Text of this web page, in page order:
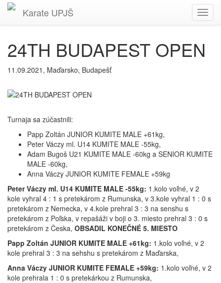
Karate UPJŠ
24TH BUDAPEST OPEN
11.09.2021, Maďarsko, Budapešť
Turnaja sa zúčastnili:
Papp Zoltán JUNIOR KUMITE MALE +61kg,
Peter Váczy ml. U14 KUMITE MALE -55kg,
Adam Bugoš U21 KUMITE MALE -60kg a SENIOR KUMITE
MALE -60kg,
Anna Váczy JUNIOR KUMITE FEMALE +59kg
Peter Váczy ml. U14 KUMITE MALE -55kg: 1.kolo voľné, v 2
kole vyhral 4 : 1 s pretekárom z Rumunska, v 3.kole vyhral 1 : 0 s
pretekárom z Nemecka, v 4.kole prehral 3 : 3 na senshu s
pretekárom z Poľska, v repašáži v boji o 3. miesto prehral 3 : 0 s
pretekárom z Česka, OBSADIL KONEČNÉ 5. MIESTO
Papp Zoltán JUNIOR KUMITE MALE +61kg: 1.kolo voľné, v 2
kole prehral 3 : 3 na sehshu s pretekárom z Maďarska,
Anna Váczy JUNIOR KUMITE FEMALE +59kg: 1.kolo voľné, v 2
kole prehrala 1 : 0 s pretekárkou z Rumunska,